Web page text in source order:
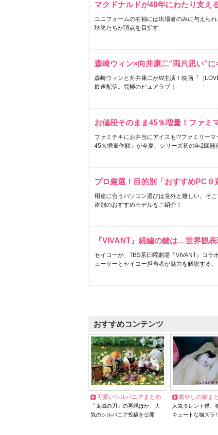
マクドナルドが40年にわたり支え
ユニフォームの右袖には出場者のみに与えら
球児たちが頂点を目指す
森崎ウィン×向井康二“両片思い”
森崎ウィンと向井康二がW主演！映画『（
最速配信。究極のピュアラブ！
お値段そのまま45％増量！ファミ
ファミチキにお弁当にアイスも!?ファミリー
45％増量作戦」が今夏、シリーズ初の年2回開
プロ厳選！目的別「おすすめPC９
用途に合うパソコン選びは意外と難しい。そ
途別のおすすめモデルをご紹介！
『VIVANT』続編の鍵は…世界観
セイコーが、TBS系日曜劇場『VIVANT』コラ
ューサーとセイコー担当者が魅力を解説する。
おすすめコンテンツ
可愛いシルバニアまとめ
『鬼滅の刃』の再現ほか、人
気のシルバニア投稿を公開
癒やしの猫ま
人気タレント猫
キュートな猫ズラ